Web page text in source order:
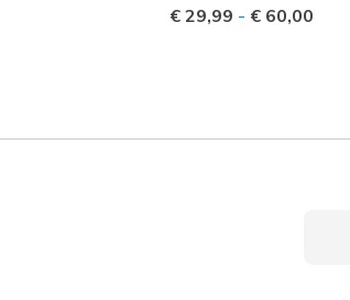
€ 29,99 - € 60,00